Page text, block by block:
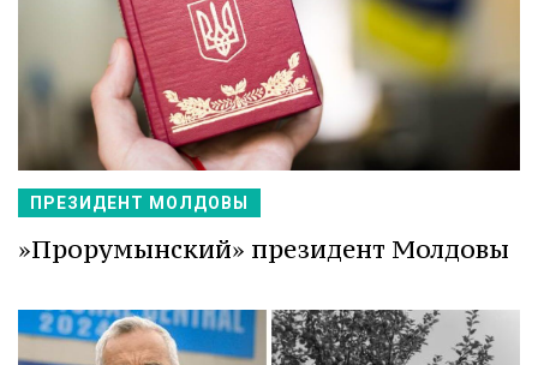
ПРЕЗИДЕНТ МОЛДОВЫ
»Прорумынский» президент Молдовы